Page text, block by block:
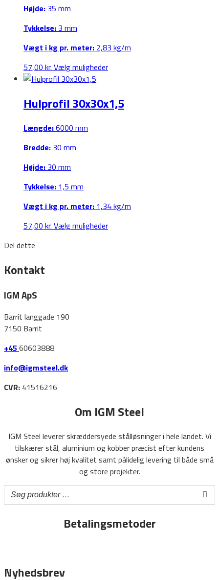
Højde: 35 mm
Tykkelse: 3 mm
Vægt i kg pr. meter: 2,83 kg/m
57,00 kr. Vælg mulighederDette
flere
varianter.
Hulprofil 30x30x1,5
Længde:6000 mm
Bredde: 30 mm
Højde: 30 mm
Tykkelse: 1,5 mm
Vægt i kg pr. meter: 1,34 kg/m
57,00 kr. Vælg mulighederDette
Del dette
Kontakt
IGM ApS
Barrit langgade 190
7150 Barrit
+45 60603888
info@igmsteel.dk
CVR: 41516216
Om IGM Steel
IGM Steel leverer skræddersyede stålløsninger i hele landet. Vi
tilskærer stål, aluminium og kobber præcist efter kundens
ønsker og sikrer høj kvalitet samt pålidelig levering til både små
og store projekter.
Betalingsmetoder
Nyhedsbrev